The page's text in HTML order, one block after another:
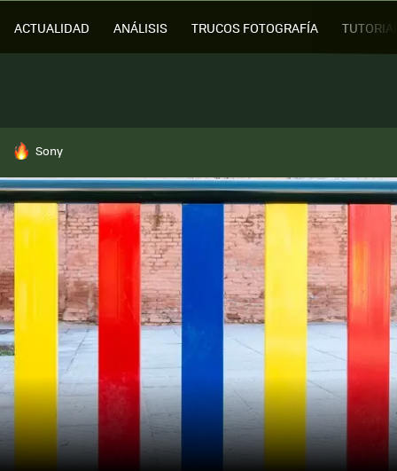
ACTUALIDAD ANÁLISIS TRUCOS FOTOGRAFÍA
HOY SE HABLA DE
Sony